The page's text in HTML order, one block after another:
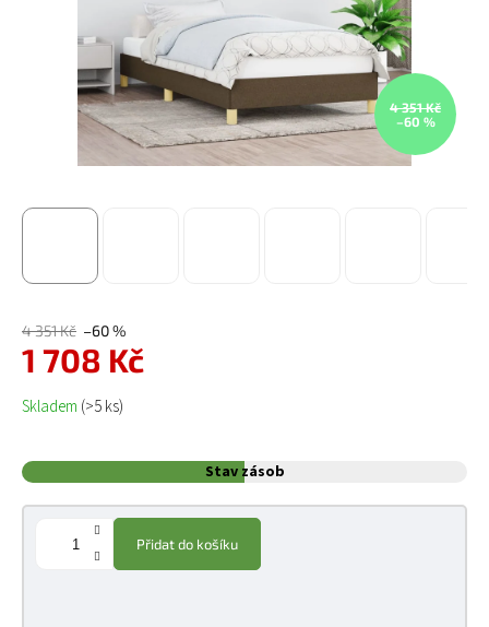
4 351 Kč
–60 %
4 351 Kč –60 %
1 708 Kč
Měrná cena:
Skladem (>5 ks)
Stav zásob
Přidat do košíku